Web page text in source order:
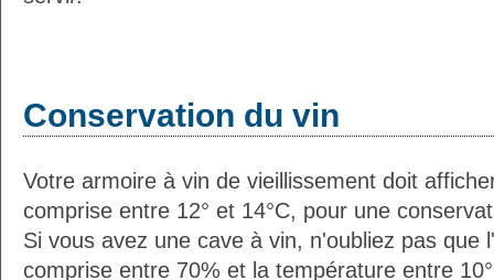
Conservation du vin
Votre armoire à vin de vieillissement doit
comprise entre 12° et 14°C, pour une
Si vous avez une cave à vin, n'oubliez pas que
comprise entre 70% et la température entre